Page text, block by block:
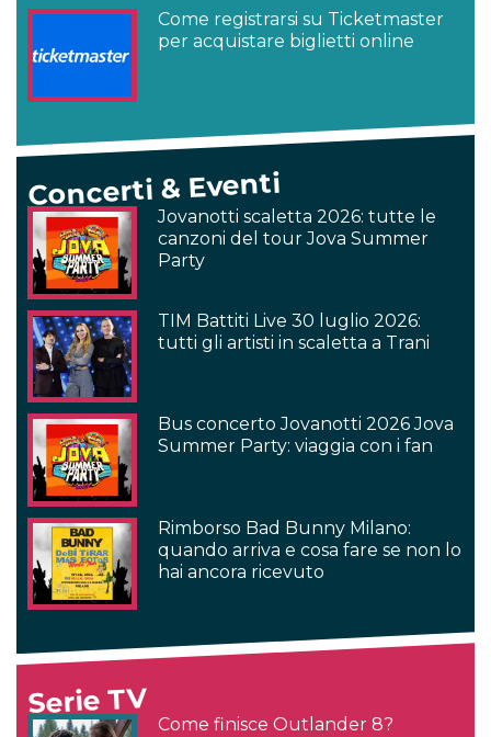
Come registrarsi su Ticketmaster
per acquistare biglietti online
Concerti & Eventi
Jovanotti scaletta 2026: tutte le
canzoni del tour Jova Summer
Party
TIM Battiti Live 30 luglio 2026:
tutti gli artisti in scaletta a Trani
Bus concerto Jovanotti 2026 Jova
Summer Party: viaggia con i fan
Rimborso Bad Bunny Milano:
quando arriva e cosa fare se non lo
hai ancora ricevuto
Serie TV
Come finisce Outlander 8?